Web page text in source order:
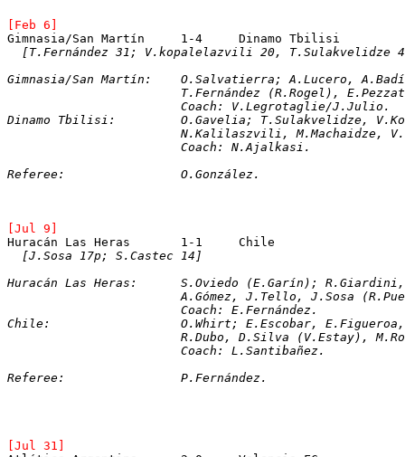
[Feb 6]
[T.Fernández 31; V.kopalelazvili 20, T.Sulakvelidze
Gimnasia/San Martín:	O.Salvatierra;
T.Fernández (R.Rogel),
			Coach: V.Legrotaglie/J.Julio.
Dinamo Tbilisi:		O.Gavelia;
N.Kalilaszvili,
			Coach: N.Ajalkasi.
Referee:		O.González.
[Jul 9]
[J.Sosa 17p; S.Castec 14]
Huracán Las Heras:	S.Oviedo
A.Gómez, J.Tello, J.Sosa
			Coach: E.Fernández.
Chile:			O.Whirt; E.Escobar,
R.Dubo, D.Silva (V.Estay),
			Coach: L.Santibañez.
Referee:		P.Fernández.
[Jul 31]